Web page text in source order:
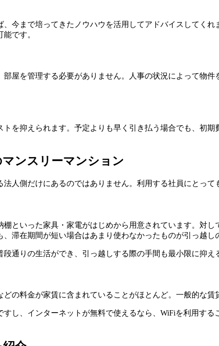
今まで培ってきたノウハウを活用してアドバイスしてく
です。
屋を管理する必要がありません。人事の状況によって物
を抑えられます。予定よりも早く引き払う場合でも、初
ンスリーマンション
人側だけにあるのではありません。利用する社員にとっ
といった家具・家電がはじめから用意されています。対
滞在期間が短い場合はあまり使わなかったものが引っ越し
通りの生活ができ、引っ越しする際の手間も最小限に抑え
の料金が家賃に含まれていることがほとんど。一般的な
し、インターネットが無料で使えるなら、WiFiを利用す